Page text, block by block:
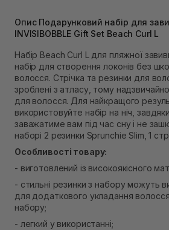
В наявності
Самовивіз м. Львів, вул.
Самовивіз м. Рівне, вул. 16-го
В наявності
Самовивіз м. Рівне, вул. Кулика
Екватор)
В наявності
Опис Подарунковий набір для
INVISIBOBBLE Gift Set Beach Curl L
Набір Beach Curl L для пляжної
набір для створення локонів без
волосся. Стрічка та резинки для
зроблені з атласу, тому надзвичайно
для волосся. Для найкращого
використовуйте набір на ніч,
заважатиме вам під час сну і не
наборі 2 резинки Sprunchie Slim, 1
Особливості товару:
- виготовлений із високоякісного
- стильні резинки з набору можуть
для додаткового укладання
набору;
- легкий у використанні;